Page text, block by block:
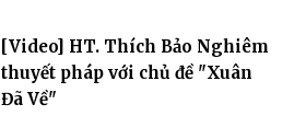
[Video] HT. Thích Bảo Nghiêm
thuyết pháp với chủ đề "Xuân
Đã Về"